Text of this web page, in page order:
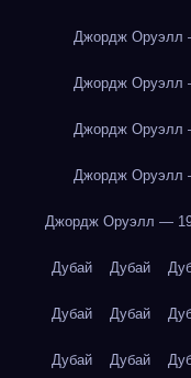
Джордж Оруэлл
Джордж Оруэлл
Джордж Оруэлл
Джордж Оруэлл
Джордж Оруэлл —
Дубай Дубай
Дубай Дубай
Дубай Дубай